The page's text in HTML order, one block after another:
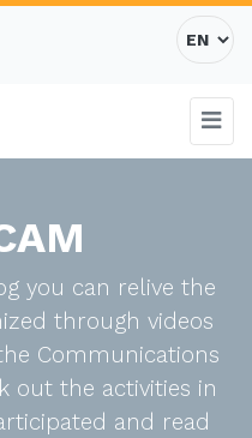
you can relive the
through videos
Communications
out the activities in
and read